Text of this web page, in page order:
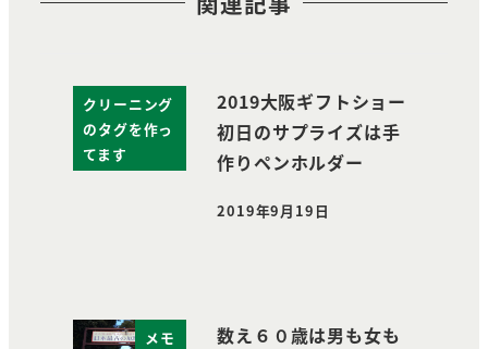
クリーニング
のタグを作っ
てます
2019大阪ギフトショー
初日のサプライズは手
作りペンホルダー
投稿日
2019年9月19日
メモ
数え６０歳は男も女も